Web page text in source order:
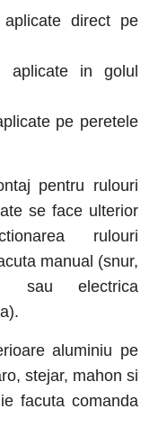
aplicate direct pe
aplicate in golul
pe peretele
pentru rulouri
se face ulterior
rulouri
manual (snur,
sau electrica
aluminiu pe
stejar, mahon si
facuta comanda